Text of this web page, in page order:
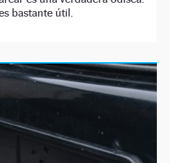
bastante útil.